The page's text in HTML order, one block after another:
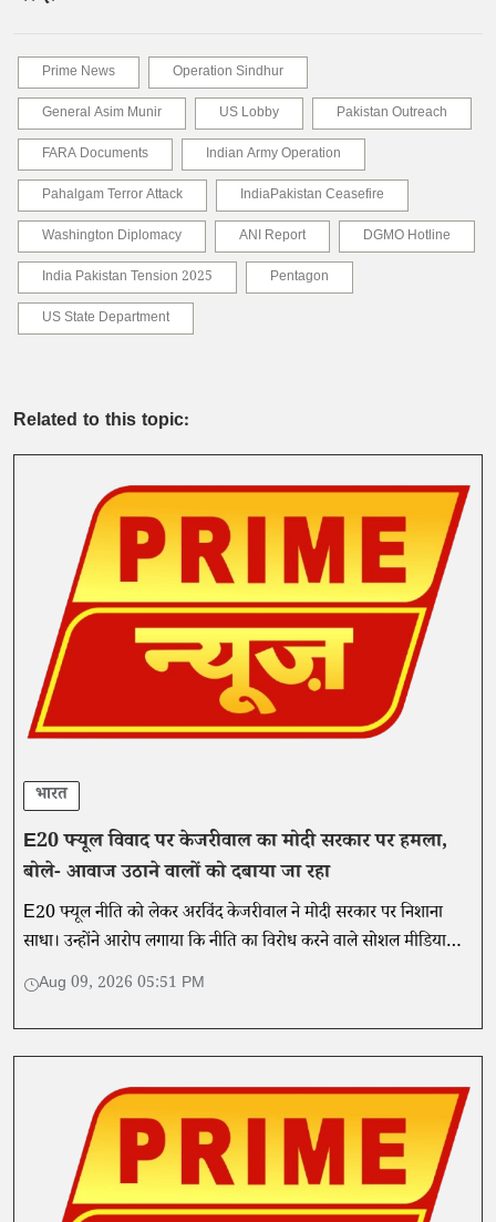
Prime News
Operation Sindhur
General Asim Munir
US Lobby
Pakistan Outreach
FARA Documents
Indian Army Operation
Pahalgam Terror Attack
IndiaPakistan Ceasefire
Washington Diplomacy
ANI Report
DGMO Hotline
India Pakistan Tension 2025
Pentagon
US State Department
Related to this topic:
भारत
E20 फ्यूल विवाद पर केजरीवाल का मोदी सरकार पर हमला,
बोले- आवाज उठाने वालों को दबाया जा रहा
E20 फ्यूल नीति को लेकर अरविंद केजरीवाल ने मोदी सरकार पर निशाना
साधा। उन्होंने आरोप लगाया कि नीति का विरोध करने वाले सोशल मीडिया
कंटेंट और आवाजों को दबाने की कोशिश की जा रही है।
Aug 09, 2026 05:51 PM